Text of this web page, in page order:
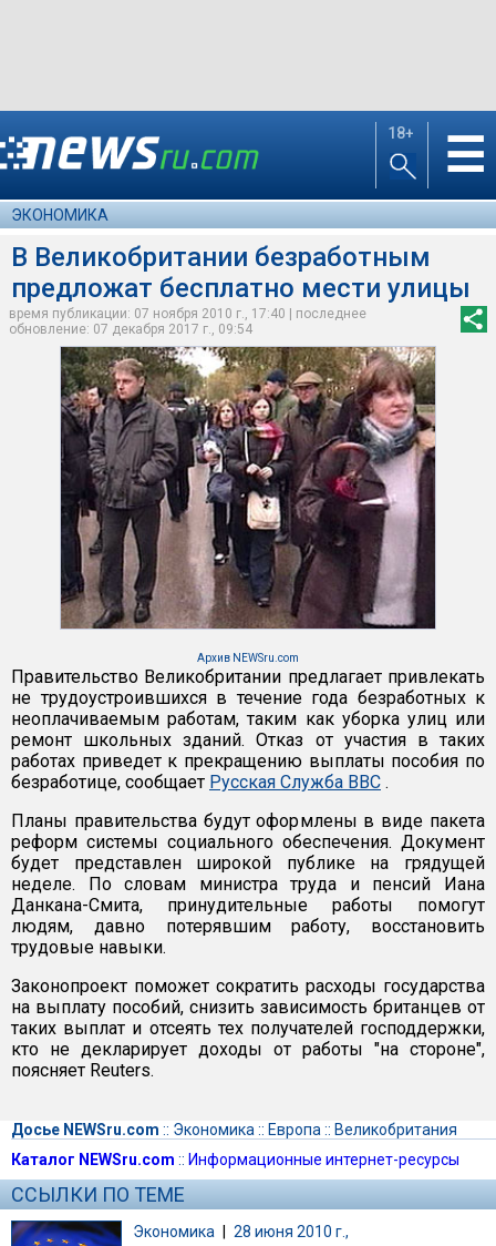
18+ ☰
ЭКОНОМИКА
В Великобритании безработным
предложат бесплатно мести улицы
время публикации: 07 ноября 2010 г., 17:40 | последнее
обновление: 07 декабря 2017 г., 09:54
Архив NEWSru.com
Правительство Великобритании предлагает привлекать
не трудоустроившихся в течение года безработных к
неоплачиваемым работам, таким как уборка улиц или
ремонт школьных зданий. Отказ от участия в таких
работах приведет к прекращению выплаты пособия по
безработице, сообщает Русская Служба ВВС .
Планы правительства будут оформлены в виде пакета
реформ системы социального обеспечения. Документ
будет представлен широкой публике на грядущей
неделе. По словам министра труда и пенсий Иана
Данкана-Смита, принудительные работы помогут
людям, давно потерявшим работу, восстановить
трудовые навыки.
Законопроект поможет сократить расходы государства
на выплату пособий, снизить зависимость британцев от
таких выплат и отсеять тех получателей господдержки,
кто не декларирует доходы от работы "на стороне",
поясняет Reuters.
Досье NEWSru.com :: Экономика :: Европа :: Великобритания
Каталог NEWSru.com :: Информационные интернет-ресурсы
ССЫЛКИ ПО ТЕМЕ
Экономика | 28 июня 2010 г.,